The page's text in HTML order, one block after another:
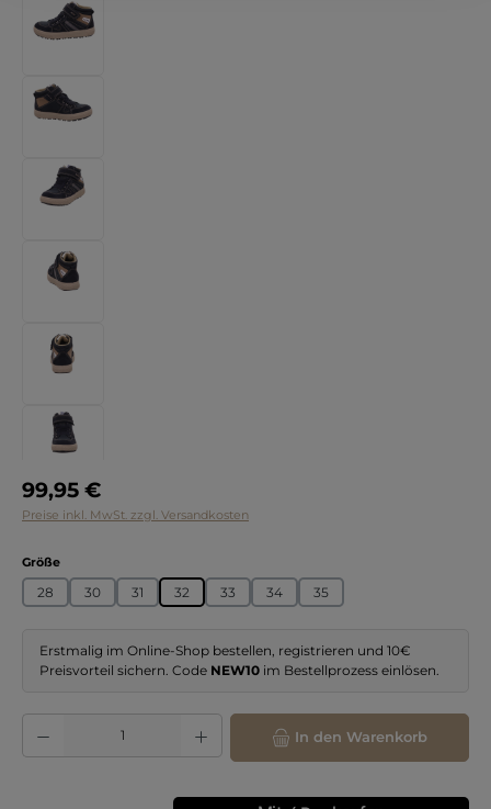
Regulärer Preis:
99,95 €
Preise inkl. MwSt. zzgl. Versandkosten
Größeauswählen
28 30 31 32 33 34 35
Erstmalig im Online-Shop bestellen, registrieren und 10€
Preisvorteil sichern. Code NEW10 im Bestellprozess einlösen.
Produkt Anzahl: Gib den gewünschten Wert ein oder benutze die
In den Warenkorb